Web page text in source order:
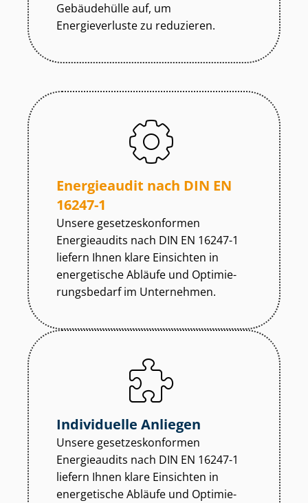
Gebäudehülle auf, um
Energieverluste zu reduzieren.
Energieaudit nach DIN EN
16247-1
Unsere ge­set­zes­kon­for­men
Energieaudits nach DIN EN 16247-1
liefern Ihnen klare Einsichten in
energetische Abläufe und Op­ti­mie­
rungs­be­darf im Unternehmen.
Individuelle Anliegen
Unsere ge­set­zes­kon­for­men
Energieaudits nach DIN EN 16247-1
liefern Ihnen klare Einsichten in
energetische Abläufe und Op­ti­mie­